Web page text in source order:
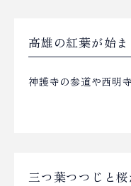
高雄の紅葉が始ま
神護寺の参道や西明
三つ葉つつじと桜